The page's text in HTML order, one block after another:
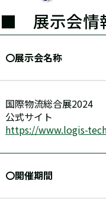
■ 展示会情
〇展示会名称
国際物流総合展2024
公式サイト
https://www.logis-
〇開催期間